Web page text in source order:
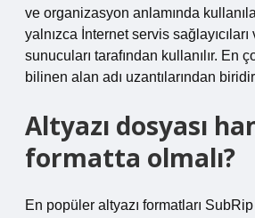
ve organizasyon anlamında
yalnızca İnternet servis
sunucuları tarafından kullanılır. En
bilinen alan adı uzantılarından
Altyazı dosyası
formatta olmalı?
En popüler altyazı formatları